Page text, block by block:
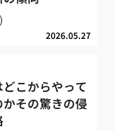
2026.05.27
こからやって
かその驚きの侵